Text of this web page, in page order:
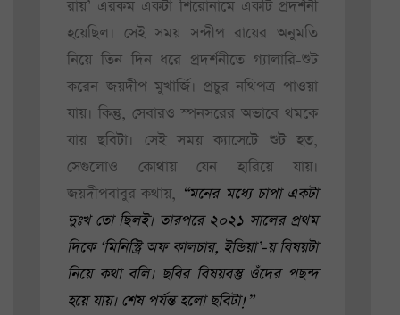
রায়’ এরকম একটা শিরোনামে একটি প্রদর্শনী
হয়েছিল। সেই সময় সন্দীপ রায়ের অনুমতি
নিয়ে তিন দিন ধরে প্রদর্শনীতে গ্যালারি-শুট
করেন জয়দীপ মুখার্জি। প্রচুর নথিপত্র পাওয়া
যায়। কিন্তু, সেবারও স্পনসরের অভাবে থমকে
যায় ছবিটা। সেই সময় ক্যাসেটে শুট হত,
সেগুলোও কোথায় যেন হারিয়ে যায়।
জয়দীপবাবুর কথায়, “মনের মধ্যে চাপা একটা
দুঃখ তো ছিলই। তারপরে ২০২১ সালের প্রথম
দিকে ‘মিনিস্ট্রি অফ কালচার, ইন্ডিয়া’-য় বিষয়টা
নিয়ে কথা বলি। ছবির বিষয়বস্তু ওঁদের পছন্দ
হয়ে যায়। শেষ পর্যন্ত হলো ছবিটা!”